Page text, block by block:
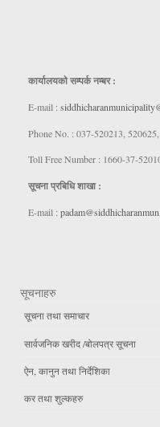
कार्यालयकाे सम्पर्क नम्बर :
E-mail :
Phone No. : 037-520213,
Toll Free Number : 1660-37-
सूचना प्रबिधि शाखा :
E-mail :
सूचनाहरु
सूचना तथा समाचार
सार्वजनिक खरीद /बोलपत्र सूचना
ऐन, कानुन तथा निर्देशिका
कर तथा शुल्कहरु